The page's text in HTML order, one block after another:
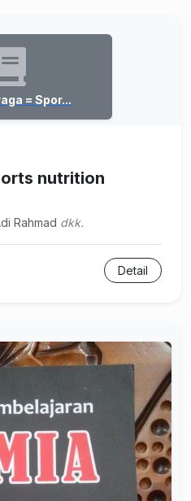
= Spor...
nutrition
Rahmad dkk.
Detail